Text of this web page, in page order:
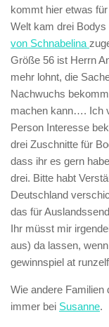
kommt hier etwas
Welt kam drei
von Schnabelina
Größe 56 ist Herrn
mehr lohnt, die
Nachwuchs
machen kann…. Ich
Person Interesse
drei Zuschnitte für
dass ihr es gern
drei. Bitte habt
Deutschland
das für
Ihr müsst mir
aus) da lassen,
gewinnspiel at
Wie andere Familien
immer bei Susanne.